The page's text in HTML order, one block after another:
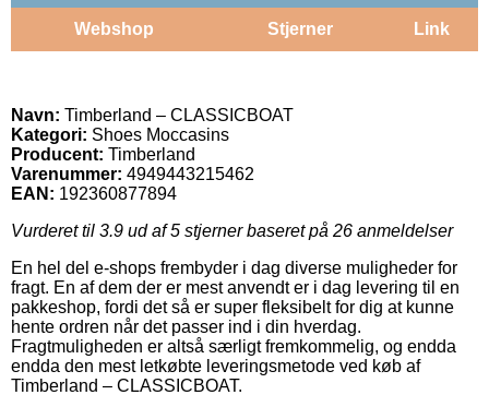
Webshop Stjerner Link
Navn: Timberland – CLASSICBOAT
Kategori: Shoes Moccasins
Producent: Timberland
Varenummer: 4949443215462
EAN: 192360877894
Vurderet til 3.9 ud af 5 stjerner baseret på 26 anmeldelser
En hel del e-shops frembyder i dag diverse muligheder for
fragt. En af dem der er mest anvendt er i dag levering til en
pakkeshop, fordi det så er super fleksibelt for dig at kunne
hente ordren når det passer ind i din hverdag.
Fragtmuligheden er altså særligt fremkommelig, og endda
endda den mest letkøbte leveringsmetode ved køb af
Timberland – CLASSICBOAT.